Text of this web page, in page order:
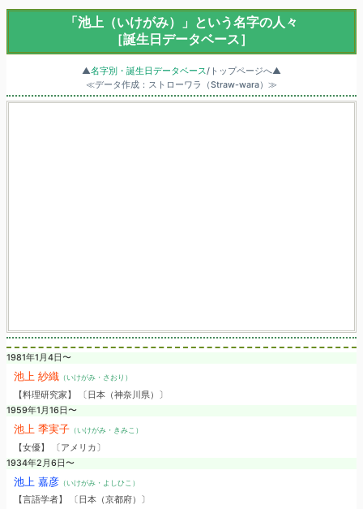
「池上（いけがみ）」という名字の人々
［誕生日データベース］
▲名字別・誕生日データベース/トップページへ▲
≪データ作成：ストローワラ（Straw-wara）≫
1981年1月4日〜
池上 紗織（いけがみ・さおり）
【料理研究家】 〔日本（神奈川県）〕
1959年1月16日〜
池上 季実子（いけがみ・きみこ）
【女優】 〔アメリカ〕
1934年2月6日〜
池上 嘉彦（いけがみ・よしひこ）
【言語学者】 〔日本（京都府）〕